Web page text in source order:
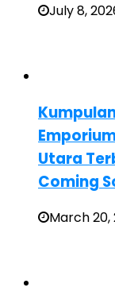
July 8,
Utara
Coming
March 20,